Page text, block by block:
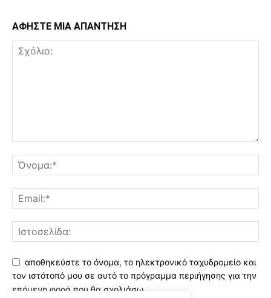
ΑΦΗΣΤΕ ΜΙΑ ΑΠΑΝΤΗΣΗ
αποθηκεύστε το όνομα, το ηλεκτρονικό ταχυδρομείο και
τον ιστότοπό μου σε αυτό το πρόγραμμα περιήγησης για την
επόμενη φορά που θα σχολιάσω.